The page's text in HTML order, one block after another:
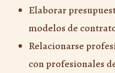
Elaborar
modelos de
Relacionarse
con profesionales